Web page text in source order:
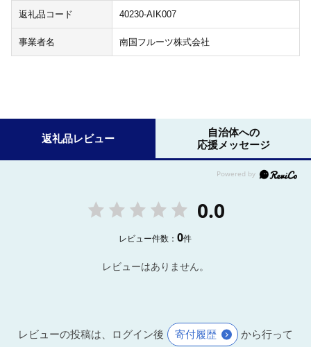
返礼品コード 40230-AIK007
事業者名 南国フルーツ株式会社
返礼品レビュー
自治体への
応援メッセージ
0.0
レビュー件数：0件
レビューはありません。
レビューの投稿は、ログイン後 寄付履歴
から行って